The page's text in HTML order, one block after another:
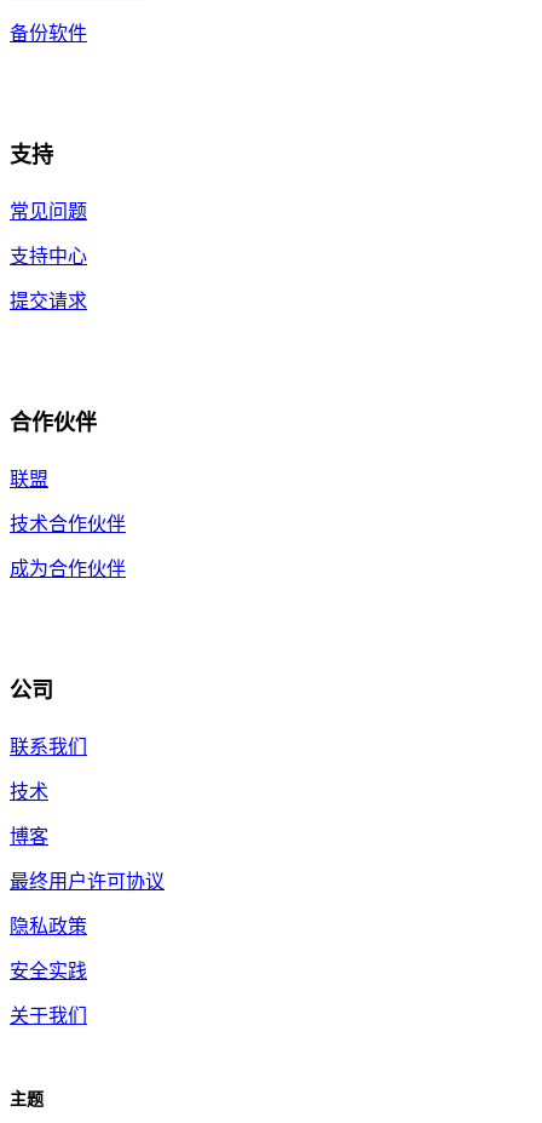
备份软件
支持
常见问题
支持中心
提交请求
合作伙伴
联盟
技术合作伙伴
成为合作伙伴
公司
联系我们
技术
博客
最终用户许可协议
隐私政策
安全实践
关于我们
主题